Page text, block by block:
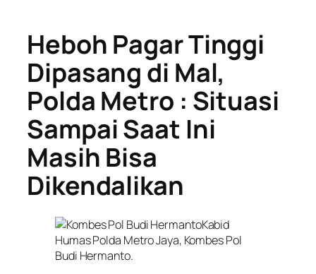
Heboh Pagar Tinggi
Dipasang di Mal,
Polda Metro : Situasi
Sampai Saat Ini
Masih Bisa
Dikendalikan
Kabid
Humas Polda Metro Jaya, Kombes Pol
Budi Hermanto.